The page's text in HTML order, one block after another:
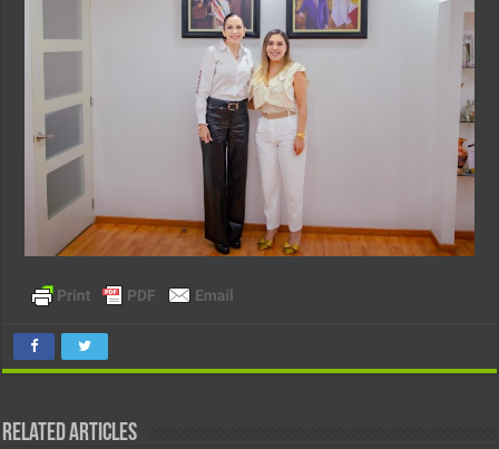
Related Articles